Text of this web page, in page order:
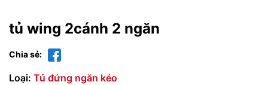
tủ wing 2cánh 2 ngăn
Chia sẻ:
Loại: Tủ đứng ngăn kéo